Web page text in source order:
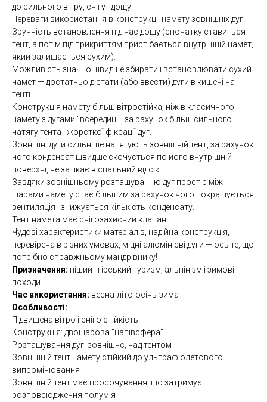
до сильного вітру, снігу і дощу.
Переваги використання в конструкції намету зовнішніх дуг:
Зручність встановлення під час дощу (спочатку ставиться
тент, а потім під прикриттям пристібається внутрішній намет,
який залишається сухим).
Можливість значно швидше збирати і встановлювати сухий
намет — достатньо дістати (або ввести) дуги в кишені на
тенті.
Конструкція намету більш вітростійка, ніж в класичного
намету з дугами "всередині", за рахунок більш сильного
натягу тента і жорсткої фіксації дуг.
Зовнішні дуги сильніше натягують зовнішній тент, за рахунок
чого конденсат швидше скочується по його внутрішній
поверхні, не затікає в спальний відсік.
Завдяки зовнішньому розташуванню дуг простір між
шарами намету стає більшим за рахунок чого покращується
вентиляція і знижується кількість конденсату.
Тент намета має снігозахисний клапан.
Чудові характеристики матеріалів, надійна конструкція,
перевірена в різних умовах, міцні алюмінієві дуги — ось те, що
потрібно справжньому мандрівнику!
Призначення: піший і гірський туризм, альпінізм і зимові
походи
Час використання: весна-літо-осінь-зима
Особливості:
Підвищена вітро і сніго стійкість.
Конструкція: двошарова "напівсфера"
Розташування дуг: зовнішнє, над тентом
Зовнішній тент намету стійкий до ультрафіолетового
випромінювання
Зовнішній тент має просочування, що затримує
розповсюдження полум'я